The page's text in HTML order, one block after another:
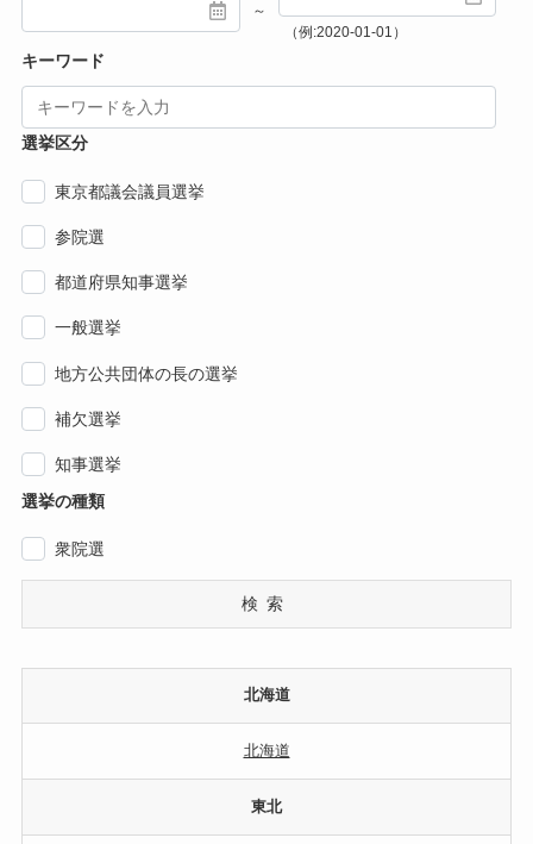
～
（例:2020-01-01）
キーワード
選挙区分
東京都議会議員選挙
参院選
都道府県知事選挙
一般選挙
地方公共団体の長の選挙
補欠選挙
知事選挙
選挙の種類
衆院選
検索
北海道
北海道
東北